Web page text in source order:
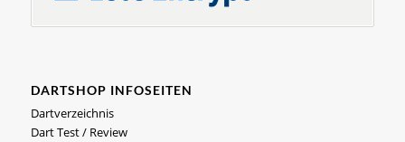
DARTSHOP INFOSEITEN
Dartverzeichnis
Dart Test / Review